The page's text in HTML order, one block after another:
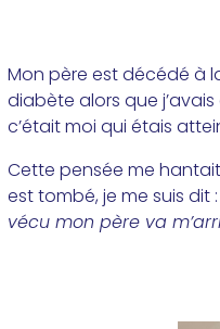
Mon père est décédé à
diabète alors que
c’était moi qui étais
Cette pensée me
est tombé, je me suis dit :
vécu mon père va